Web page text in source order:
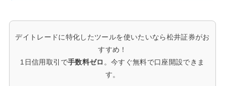
デイトレードに特化したツールを使いたいなら松井証券がお
すすめ！
1日信用取引で手数料ゼロ 。今すぐ無料で口座開設できま
す。